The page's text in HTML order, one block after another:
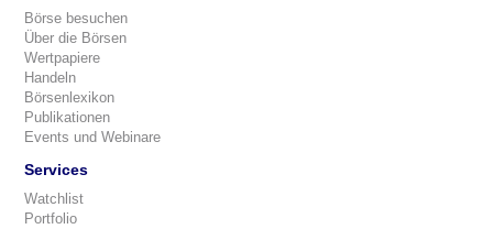
Börse besuchen
Über die Börsen
Wertpapiere
Handeln
Börsenlexikon
Publikationen
Events und Webinare
Services
Watchlist
Portfolio